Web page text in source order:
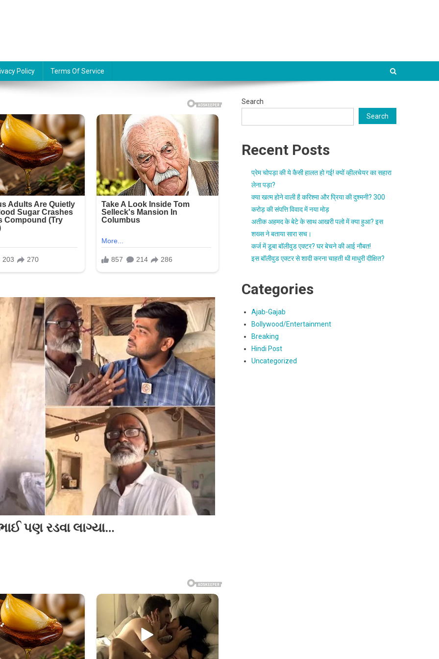
Policy Terms Of Service
પણ રડવા લાગ્યા…
Search
Search
Recent Posts
प्रेम चोपड़ा की ये कैसी हालत हो गई! क्यों व्हीलचेयर का सहारा
लेना पड़ा?
क्या खत्म होने वाली है करिश्मा और प्रिया की दुश्मनी? 300
करोड़ की संपत्ति विवाद में नया मोड़
अतीक अहमद के बेटे के साथ आखरी पलो में क्या हुआ? इस
शख्स ने बताया सारा सच।
कर्ज में डूबा बॉलीवुड एक्टर? घर बेचने की आई नौबत!
इस बॉलीवुड एक्टर से शादी करना चाहती थी माधुरी दीक्षित?
Categories
Ajab-Gajab
Bollywood/Entertainment
Breaking
Hindi Post
Uncategorized